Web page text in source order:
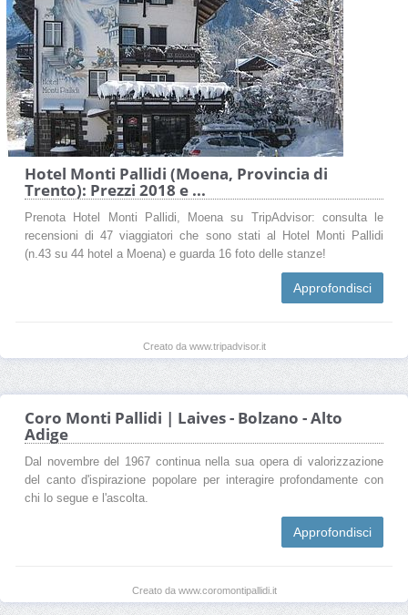
Hotel Monti Pallidi (Moena, Provincia di
Trento): Prezzi 2018 e ...
Prenota Hotel Monti Pallidi, Moena su TripAdvisor: consulta le
recensioni di 47 viaggiatori che sono stati al Hotel Monti Pallidi
(n.43 su 44 hotel a Moena) e guarda 16 foto delle stanze!
Approfondisci
Creato da www.tripadvisor.it
Coro Monti Pallidi | Laives - Bolzano - Alto
Adige
Dal novembre del 1967 continua nella sua opera di valorizzazione
del canto d'ispirazione popolare per interagire profondamente con
chi lo segue e l'ascolta.
Approfondisci
Creato da www.coromontipallidi.it